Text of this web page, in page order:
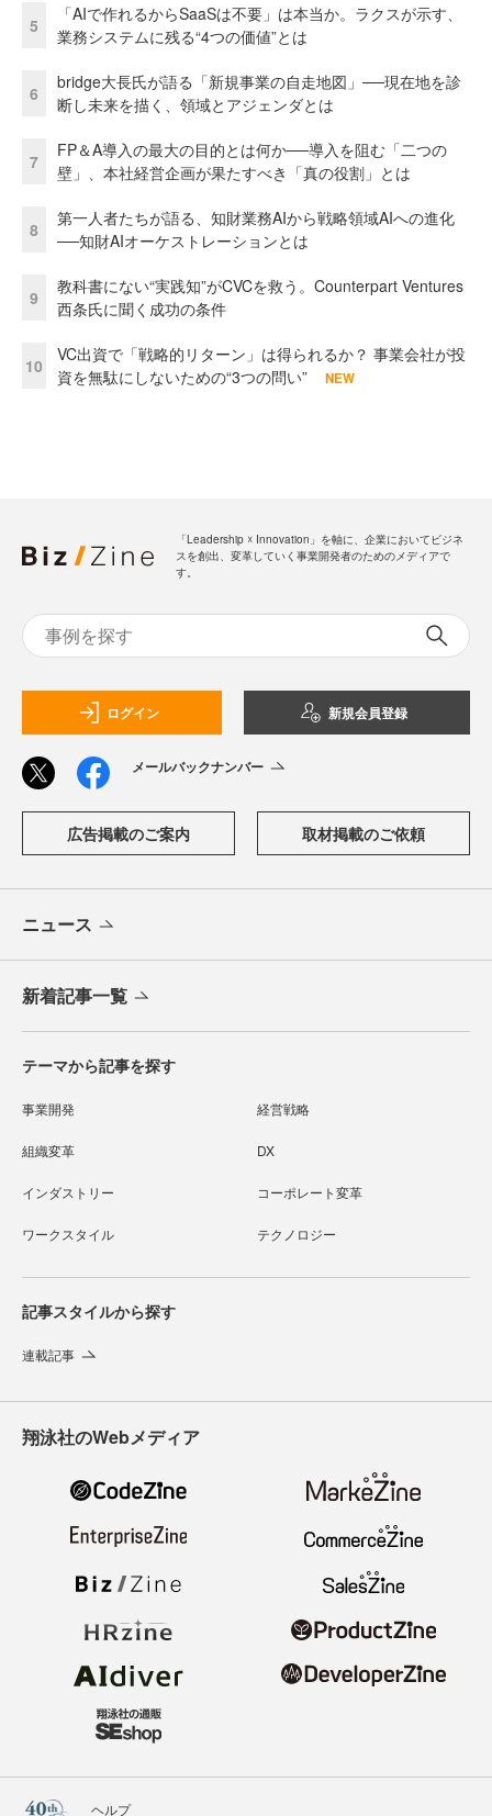
5
「AIで作れるからSaaSは不要」は本当か。ラクスが示す、
業務システムに残る“4つの価値”とは
6
bridge大長氏が語る「新規事業の自走地図」──現在地を診
断し未来を描く、領域とアジェンダとは
7
FP＆A導入の最大の目的とは何か──導入を阻む「二つの
壁」、本社経営企画が果たすべき「真の役割」とは
8
第一人者たちが語る、知財業務AIから戦略領域AIへの進化
──知財AIオーケストレーションとは
9
教科書にない“実践知”がCVCを救う。Counterpart Ventures
西条氏に聞く成功の条件
10
VC出資で「戦略的リターン」は得られるか？ 事業会社が投
資を無駄にしないための“3つの問い”
NEW
「Leadership ☓ Innovation」を軸に、企業においてビジネ
スを創出、変革していく事業開発者のためのメディアで
す。
ログイン 新規会員登録
メールバックナンバー
広告掲載のご案内 取材掲載のご依頼
ニュース
新着記事一覧
テーマから記事を探す
事業開発 経営戦略
組織変革 DX
インダストリー コーポレート変革
ワークスタイル テクノロジー
記事スタイルから探す
連載記事
翔泳社のWebメディア
ヘルプ